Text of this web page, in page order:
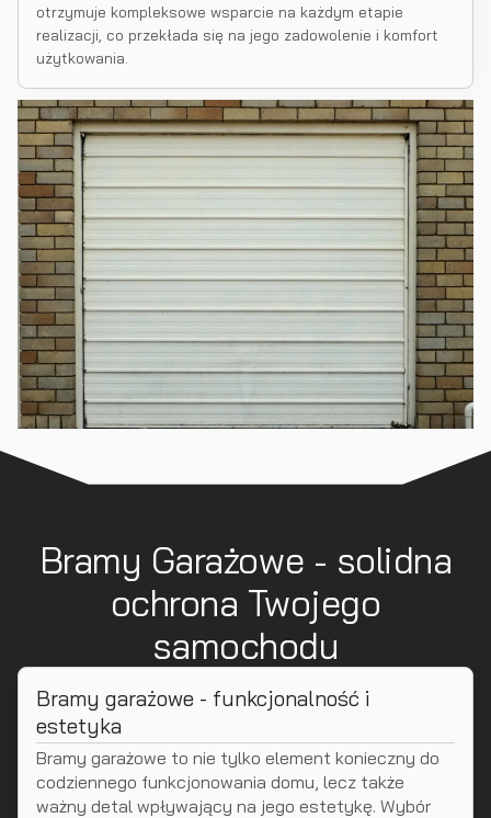
otrzymuje kompleksowe wsparcie na każdym etapie
realizacji, co przekłada się na jego zadowolenie i komfort
użytkowania.
Bramy Garażowe - solidna
ochrona Twojego
samochodu
Bramy garażowe - funkcjonalność i
estetyka
Bramy garażowe to nie tylko element konieczny do
codziennego funkcjonowania domu, lecz także
ważny detal wpływający na jego estetykę. Wybór